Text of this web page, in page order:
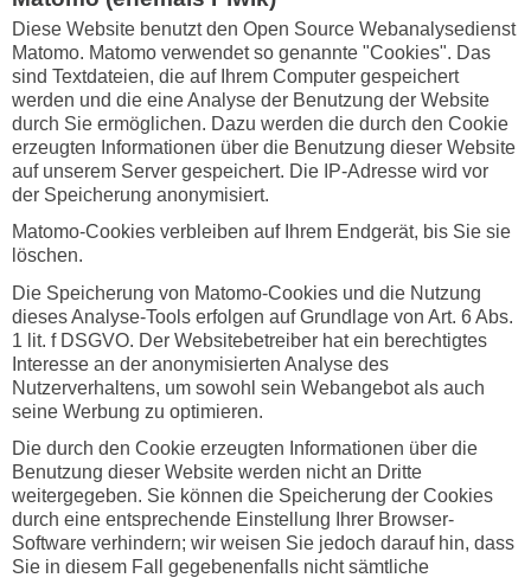
Diese Website benutzt den Open Source Webanalysedienst
Matomo. Matomo verwendet so genannte "Cookies". Das
sind Textdateien, die auf Ihrem Computer gespeichert
werden und die eine Analyse der Benutzung der Website
durch Sie ermöglichen. Dazu werden die durch den Cookie
erzeugten Informationen über die Benutzung dieser Website
auf unserem Server gespeichert. Die IP-Adresse wird vor
der Speicherung anonymisiert.
Matomo-Cookies verbleiben auf Ihrem Endgerät, bis Sie sie
löschen.
Die Speicherung von Matomo-Cookies und die Nutzung
dieses Analyse-Tools erfolgen auf Grundlage von Art. 6 Abs.
1 lit. f DSGVO. Der Websitebetreiber hat ein berechtigtes
Interesse an der anonymisierten Analyse des
Nutzerverhaltens, um sowohl sein Webangebot als auch
seine Werbung zu optimieren.
Die durch den Cookie erzeugten Informationen über die
Benutzung dieser Website werden nicht an Dritte
weitergegeben. Sie können die Speicherung der Cookies
durch eine entsprechende Einstellung Ihrer Browser-
Software verhindern; wir weisen Sie jedoch darauf hin, dass
Sie in diesem Fall gegebenenfalls nicht sämtliche